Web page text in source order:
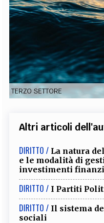
CODICI LIBRI
TERZO SETTORE
Altri articoli
DIRITTO / La natura
e le modalità di
investimenti
DIRITTO / I Partiti
DIRITTO / Il sistema
sociali